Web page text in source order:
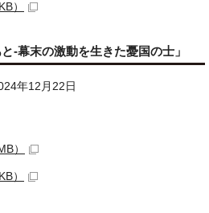
）
‐幕末の激動を生きた憂国の士」
年12月22日
）
）